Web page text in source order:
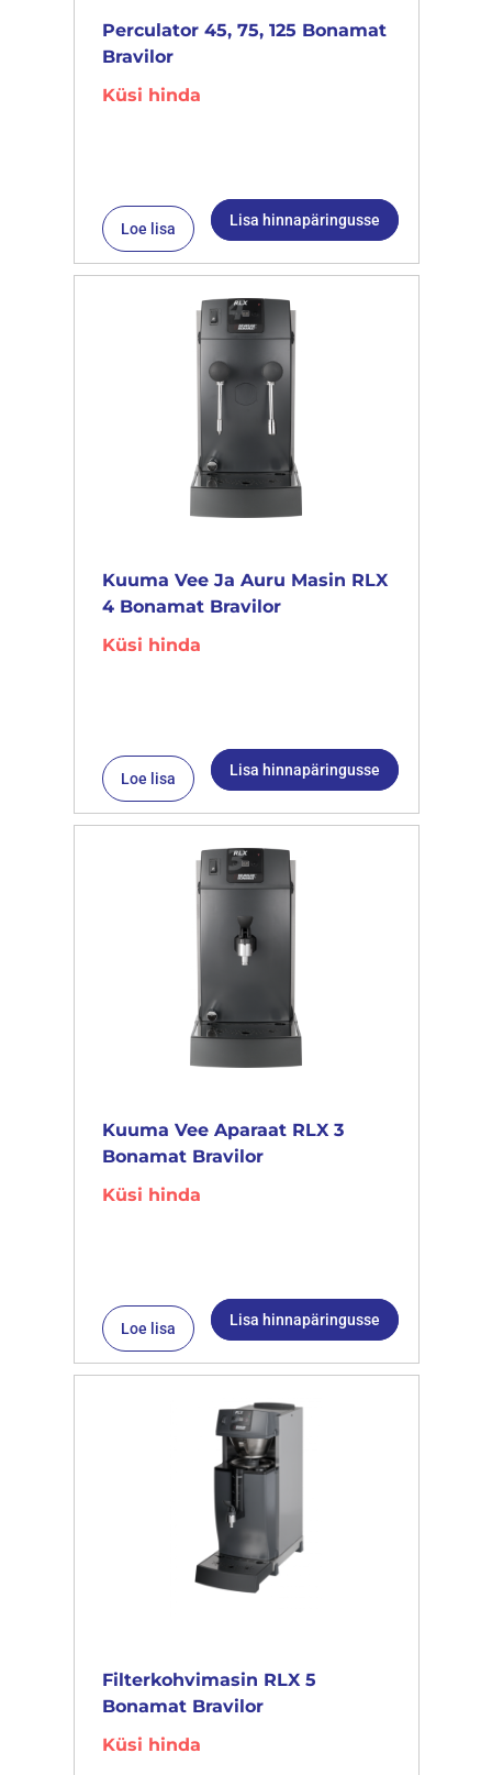
Perculator 45, 75, 125 Bonamat
Bravilor
Küsi hinda
Loe lisa Lisa hinnapäringusse
Kuuma Vee Ja Auru Masin RLX
4 Bonamat Bravilor
Küsi hinda
Loe lisa Lisa hinnapäringusse
Kuuma Vee Aparaat RLX 3
Bonamat Bravilor
Küsi hinda
Loe lisa Lisa hinnapäringusse
Filterkohvimasin RLX 5
Bonamat Bravilor
Küsi hinda